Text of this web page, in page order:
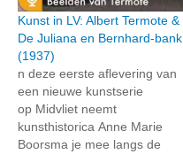
Kunst in LV: Albert Termote &
De Juliana en Bernhard-bank
(1937)
n deze eerste aflevering van
een nieuwe kunstserie
op Midvliet neemt
kunsthistorica Anne Marie
Boorsma je mee langs de